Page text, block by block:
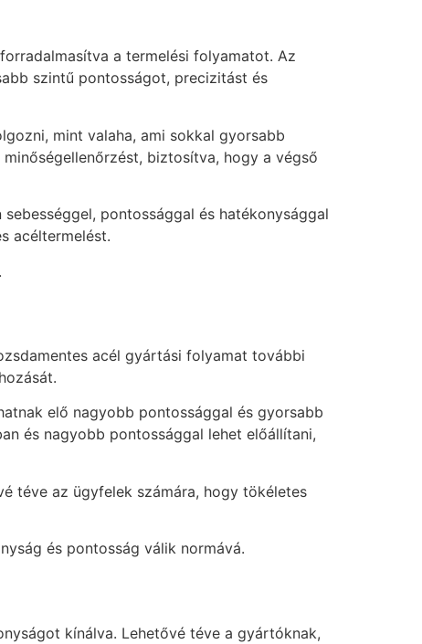
a termelési folyamatot. Az
szintű pontosságot, precizitást és
mint valaha, ami sokkal gyorsabb
biztosítva, hogy a végső
pontossággal és hatékonysággal
acéltermelést.
acél gyártási folyamat további
elő nagyobb pontossággal és gyorsabb
és nagyobb pontossággal lehet előállítani,
téve az ügyfelek számára, hogy tökéletes
és pontosság válik normává.
kínálva. Lehetővé téve a gyártóknak,